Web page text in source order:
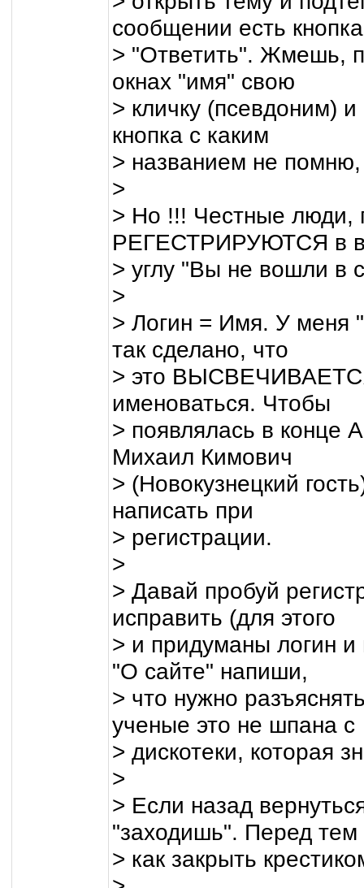
сообщении есть кнопка
> "Ответить". Жмешь,
окнах "имя" свою
> кличку (псевдоним)
кнопка с каким
> названием не
>
> Но !!! Честные люди,
РЕГЕСТРИРУЮТСЯ в
> углу "Вы не вошли в
>
> Логин = Имя. У меня
так сделано, что
> это
именоваться. Чтобы
> появлялась в
Михаил Кимович
> (Новокузнецкий
написать при
> регистрации.
>
> Давай пробуй
исправить (для этого
> и придуманы логин
"О сайте" напиши,
> что нужно
ученые это не шпана с
> дискотеки, которая
>
> Если назад
"заходишь". Перед тем
> как закрыть